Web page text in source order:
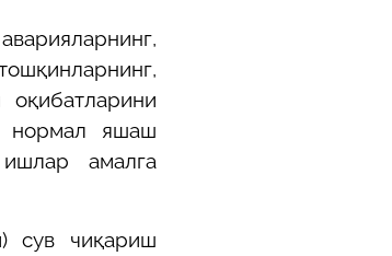
нормал яшаш
амалга
сув чиқариш